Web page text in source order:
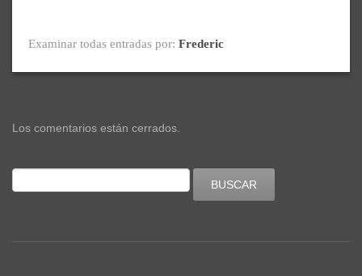
Examinar todas entradas por: Frederic
Los comentarios están cerrados.